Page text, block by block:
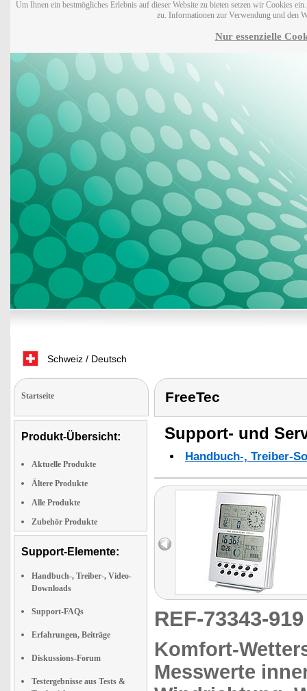
Um Ihnen ein bestmögliches Erlebnis auf dieser Website zu bieten setzen wir Cookies
zu. Informationen zur Verwendung und den
Nur essenzielle
Schweiz / Deutsch
Startseite
Produkt-Übersicht:
Aktuelle Produkte
Ältere Produkte
Alle Produkte
Zubehör Produkte
Support-Elemente:
Handbuch-, Treiber-, Video-
Downloads
Support-FAQs
Erfahrungen, Beiträge
Diskussions-Forum
Testergebnisse aus Tests &
FreeTec
Support- und
Handbuch-, Treiber-
REF-73343-
Komfort-
Messwerte